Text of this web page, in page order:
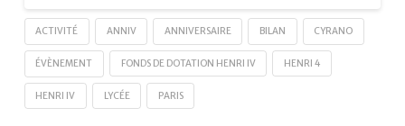
ACTIVITÉ ANNIV ANNIVERSAIRE BILAN CYRANO
ÉVÈNEMENT FONDS DE DOTATION HENRI IV HENRI 4
HENRI IV LYCÉE PARIS